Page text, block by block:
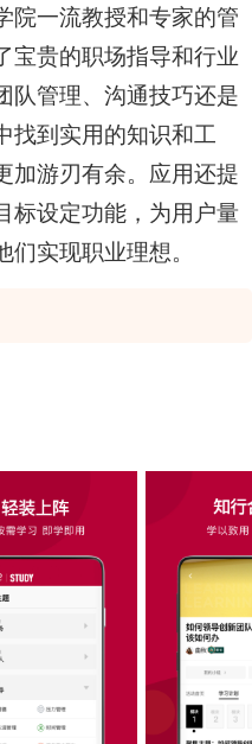
院一流教授和专家的管
宝贵的职场指导和行业
队管理、沟通技巧还是
找到实用的知识和工
加游刃有余。应用还提
标设定功能，为用户量
实现职业理想。